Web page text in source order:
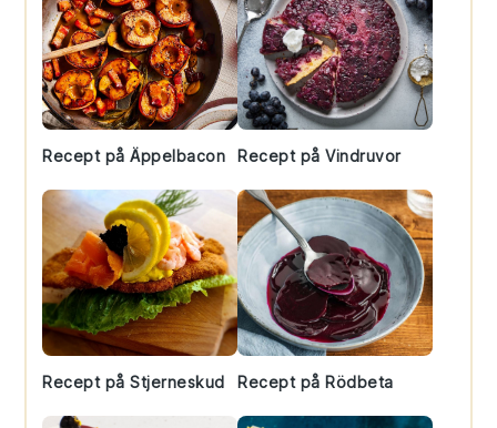
Recept på Äppelbacon Recept på Vindruvor
Recept på Stjerneskud Recept på Rödbeta